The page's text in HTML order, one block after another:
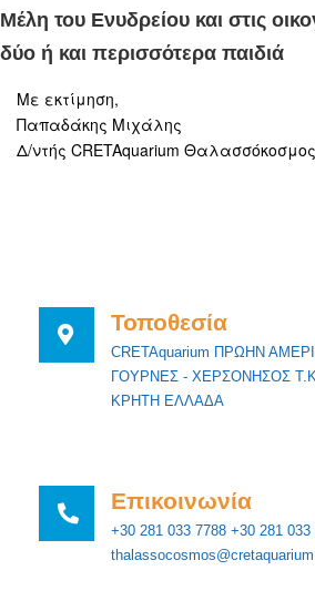
Μέλη του Ενυδρείου και στις
δύο ή και περισσότερα παιδιά
Με εκτίμηση,
Παπαδάκης Μιχάλης
Δ/ντής CRETAquarium Θαλασσόκοσμος
Τοποθεσία
CRETAquarium ΠΡΩΗΝ
ΓΟΥΡΝΕΣ - ΧΕΡΣΟΝΗΣΟΣ
ΚΡΗΤΗ ΕΛΛΑΔΑ
Επικοινωνία
+30 281 033 7788 +30 281 033